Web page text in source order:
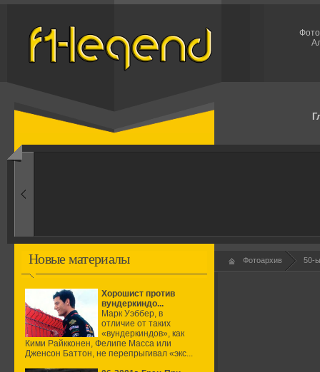
1960-ые
Новые материалы
Хорошист против
вундеркиндо...
Марк Уэббер, в
отличие от таких
«вундеркиндов», как
Кими Райкконен, Фелипе Масса или
Дженсон Баттон, не перепрыгивал «экс...
Фотоархив 50-